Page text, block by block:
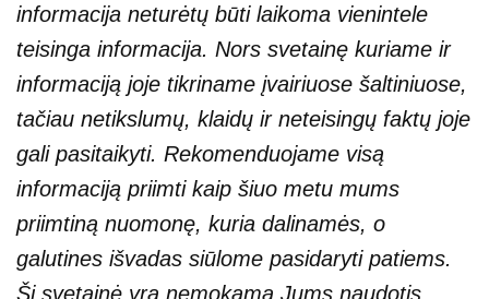
informacija neturėtų būti laikoma vienintele
teisinga informacija. Nors svetainę kuriame ir
informaciją joje tikriname įvairiuose šaltiniuose,
tačiau netikslumų, klaidų ir neteisingų faktų joje
gali pasitaikyti. Rekomenduojame visą
informaciją priimti kaip šiuo metu mums
priimtiną nuomonę, kuria dalinamės, o
galutines išvadas siūlome pasidaryti patiems.
Ši svetainė yra nemokama Jums naudotis,